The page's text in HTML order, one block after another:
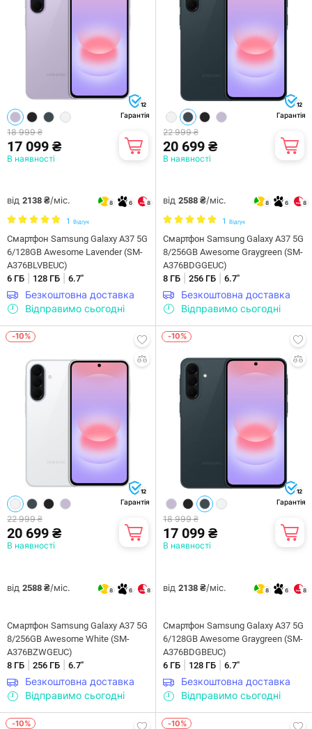
12
Гарантія
18 999 ₴
17 099 ₴
В наявності
від 2138 ₴/міс. 8 6 8
1 Відгук
Смартфон Samsung Galaxy A37 5G
6/128GB Awesome Lavender (SM-
A376BLVBEUC)
6 ГБ
128 ГБ 6.7"
Безкоштовна доставка
Відправимо сьогодні
12
Гарантія
22 999 ₴
20 699 ₴
В наявності
від 2588 ₴/міс. 8 6 8
1 Відгук
Смартфон Samsung Galaxy A37 5G
8/256GB Awesome Graygreen (SM-
A376BDGGEUC)
8 ГБ
256 ГБ 6.7"
Безкоштовна доставка
Відправимо сьогодні
-10%
12
Гарантія
22 999 ₴
20 699 ₴
В наявності
від 2588 ₴/міс. 8 6 8
Смартфон Samsung Galaxy A37 5G
8/256GB Awesome White (SM-
A376BZWGEUC)
8 ГБ
256 ГБ 6.7"
Безкоштовна доставка
Відправимо сьогодні
-10%
12
Гарантія
18 999 ₴
17 099 ₴
В наявності
від 2138 ₴/міс. 8 6 8
Смартфон Samsung Galaxy A37 5G
6/128GB Awesome Graygreen (SM-
A376BDGBEUC)
6 ГБ
128 ГБ 6.7"
Безкоштовна доставка
Відправимо сьогодні
-10% -10%